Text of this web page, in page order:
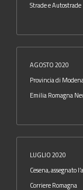
Strade e Autostrade
AGOSTO 2020
Provincia di
Emilia Romagna
LUGLIO 2020
Cesena, assegnato
Corriere Romagna